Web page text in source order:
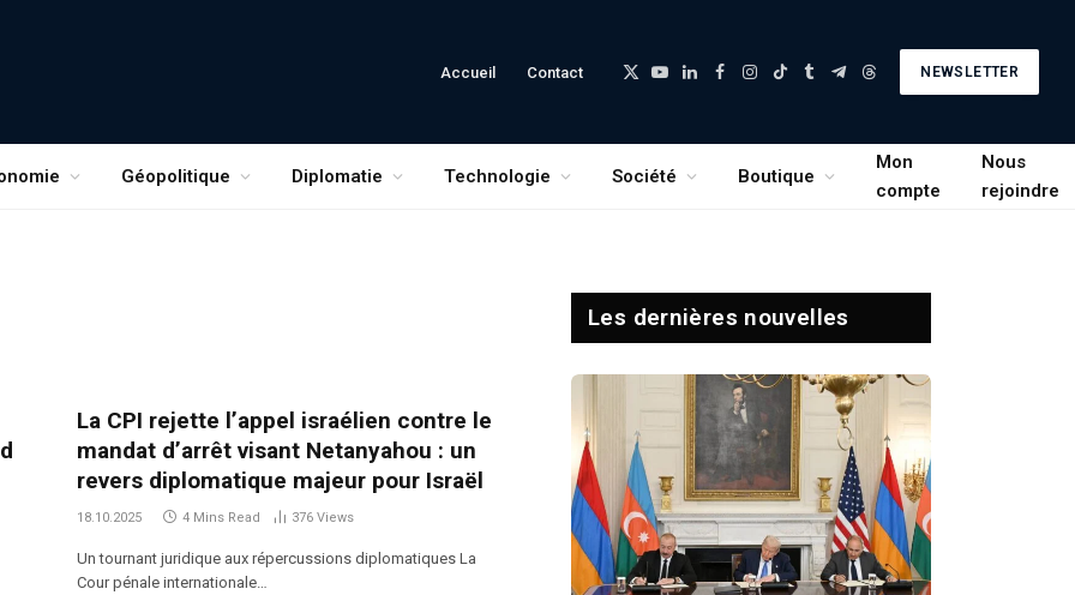
Accueil Contact
X
YouTube
LinkedInFacebook
Instagram
TikTokTumblrTelegramThreads
NEWSLETTER
Géopolitique Diplomatie Technologie Société Boutique
Mon
compte
Nous
rejoindre
La CPI rejette l’appel israélien contre le
mandat d’arrêt visant Netanyahou : un
revers diplomatique majeur pour Israël
18.10.2025 4 Mins Read 376 Views
Un tournant juridique aux répercussions diplomatiques La
Cour pénale internationale…
Les dernières nouvelles